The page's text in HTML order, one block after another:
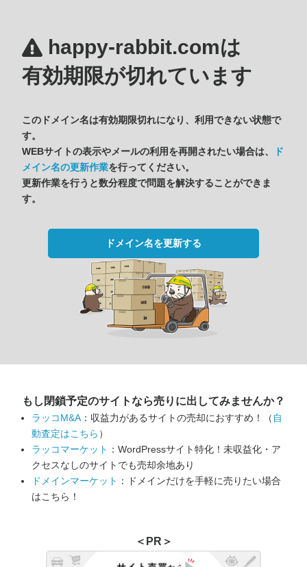
happy-rabbit.comは
有効期限が切れています
このドメイン名は有効期限切れになり、利用できない状態で
す。
WEBサイトの表示やメールの利用を再開されたい場合は、
ド
メイン名の更新作業を行ってください。
更新作業を行うと数分程度で問題を解決することができま
す。
ドメイン名を更新する
もし閉鎖予定のサイトなら売りに出してみませんか？
ラッコM&A ：収益力があるサイトの売却におすすめ！（ 自
動査定はこちら ）
ラッコマーケット ：WordPressサイト特化！未収益化・ア
クセスなしのサイトでも売却余地あり
ドメインマーケット ：ドメインだけを手軽に売りたい場合
はこちら！
＜PR＞